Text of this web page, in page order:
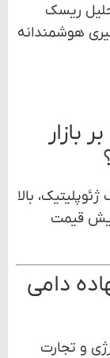
ریسک
هوشمندانه
بازار
بالا
قیمت
دامی
و تجارت